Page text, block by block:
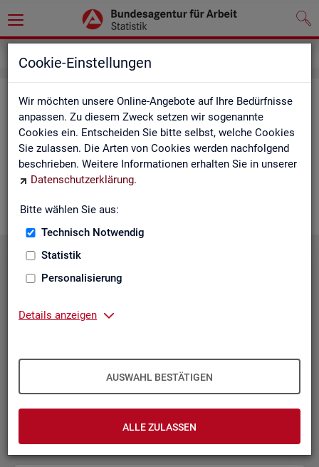
Cookie-Einstellungen
Wir möchten unsere Online-Angebote auf Ihre Bedürfnisse
anpassen. Zu diesem Zweck setzen wir sogenannte
Cookies ein. Entscheiden Sie bitte selbst, welche Cookies
Sie zulassen. Die Arten von Cookies werden nachfolgend
beschrieben. Weitere Informationen erhalten Sie in unserer
Datenschutzerklärung.
Bitte wählen Sie aus:
Technisch Notwendig
Statistik
Personalisierung
Details anzeigen
AUSWAHL BESTÄTIGEN
ALLE ZULASSEN
Ser­vice
Die Sta­tis­tik derBAbie­tet ein brei­tes An­ge­bot an Pro­duk­ten
und Son­der­aus­wer­tung (nachBe­darf). Haben Sie Fra­gen,
einen spe­zi­el­len Da­ten­wunsch oder möch­ten uns ein Feed­
back zu un­se­ren Pro­duk­ten geben, dann schau­en Sie auf den
Kon­takt, Feed­back und Kri­tik